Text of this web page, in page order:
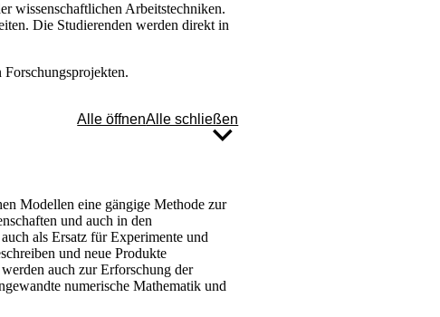
wissenschaftlichen Arbeitstechniken.
Die Studierenden werden direkt in
Alle öffnenAlle schließen
Modellen eine gängige Methode zur
und auch in den
als Ersatz für Experimente und
und neue Produkte
auch zur Erforschung der
numerische Mathematik und